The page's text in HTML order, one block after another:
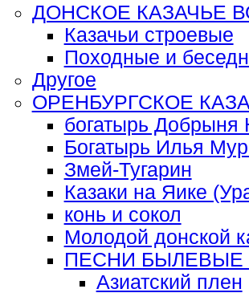
ДОНСКОЕ КАЗАЧЬЕ
Казачьи строевые
Походные и
Другое
ОРЕНБУРГСКОЕ
богатырь Добрыня
Богатырь Илья
Змей-Тугарин
Казаки на Яике
конь и сокол
Молодой донской
ПЕСНИ
Азиатский плен